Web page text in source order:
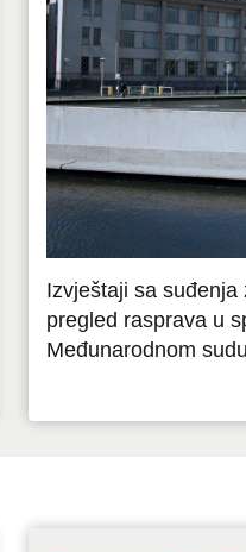
Izvještaji sa
pregled rasprava u
Međunarodnom